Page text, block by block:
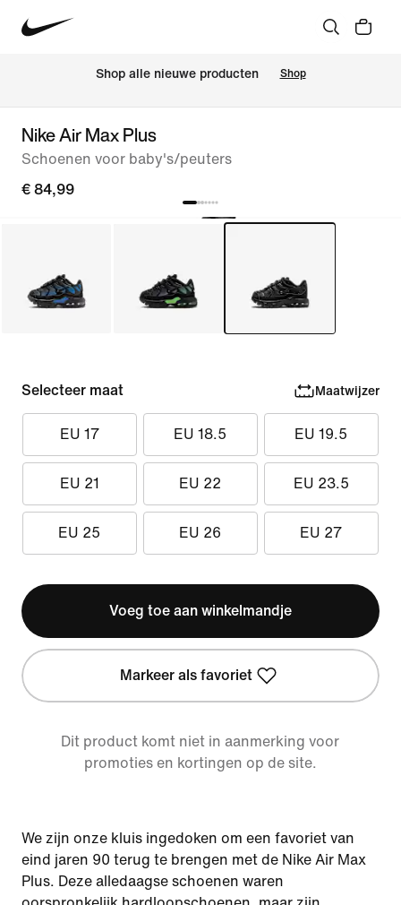
Shop alle nieuwe producten Shop
Nike Air Max Plus
Schoenen voor baby's/peuters
€ 84,99
Selecteer maat Maatwijzer
EU 17 EU 18.5 EU 19.5
EU 21 EU 22 EU 23.5
EU 25 EU 26 EU 27
Voeg toe aan winkelmandje
Markeer als favoriet
Dit product komt niet in aanmerking voor
promoties en kortingen op de site.
We zijn onze kluis ingedoken om een favoriet van
eind jaren 90 terug te brengen met de Nike Air Max
Plus. Deze alledaagse schoenen waren